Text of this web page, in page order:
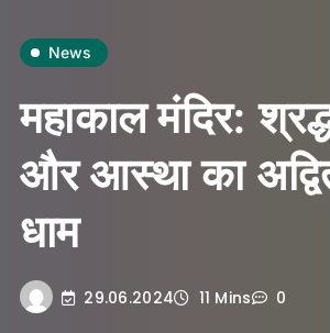
News
महाकाल मंदिर:
और आस्था का
धाम
29.06.2024 11 Mins 0